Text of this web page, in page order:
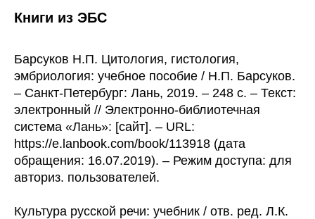
Книги из ЭБС
Барсуков Н.П. Цитология, гистология,
эмбриология: учебное пособие / Н.П. Барсуков.
– Санкт-Петербург: Лань, 2019. – 248 с. – Текст:
электронный // Электронно-библиотечная
система «Лань»: [сайт]. – URL:
https://e.lanbook.com/book/113918 (дата
обращения: 16.07.2019). – Режим доступа: для
авториз. пользователей.
Культура русской речи: учебник / отв. ред. Л.К.